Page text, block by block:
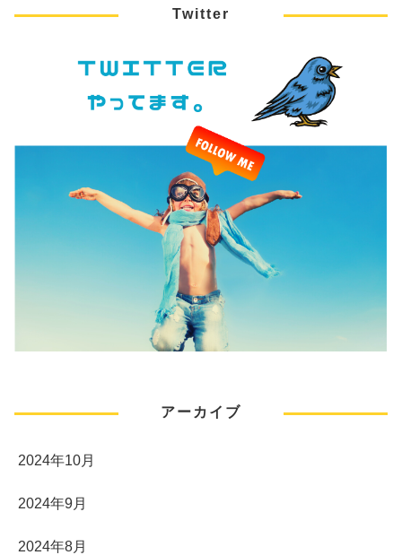
Twitter
アーカイブ
2024年10月
2024年9月
2024年8月